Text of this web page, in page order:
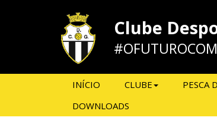
Clube
INÍCIO CLUBE PESCA
DOWNLOADS